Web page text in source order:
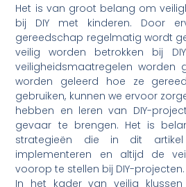
Het is van groot belang om
bij DIY met kinderen. Door
gereedschap regelmatig wordt
veilig worden betrokken bij
veiligheidsmaatregelen worden
worden geleerd hoe ze
gebruiken, kunnen we ervoor
hebben en leren van DIY-
gevaar te brengen. Het is
strategieën die in dit
implementeren en altijd de
voorop te stellen bij DIY-projecten.
In het kader van veilig